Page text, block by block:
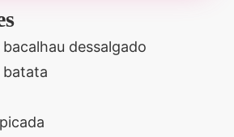
dessalgado
batata